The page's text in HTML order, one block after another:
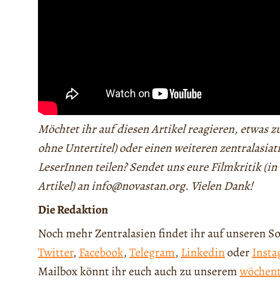
Möchtet ihr auf diesen Artikel reagieren, etwas
ohne Untertitel) oder einen weiteren
LeserInnen teilen? Sendet uns eure Filmkritik
Artikel) an info@novastan.org. Vielen Dank!
Die Redaktion
Noch mehr Zentralasien findet ihr auf unseren
Twitter, Facebook,Telegram, Linkedinoder
Mailbox könnt ihr euch auch zu unserem